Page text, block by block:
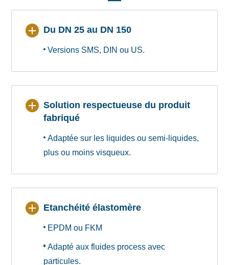
Du DN 25 au DN 150
Versions SMS, DIN ou US.
Solution respectueuse du produit
fabriqué
Adaptée sur les liquides ou semi-liquides,
plus ou moins visqueux.
Etanchéité élastomère
EPDM ou FKM
Adapté aux fluides process avec
particules.